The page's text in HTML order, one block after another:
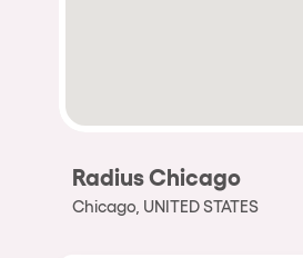
Radius Chicago
Chicago, UNITED STATES